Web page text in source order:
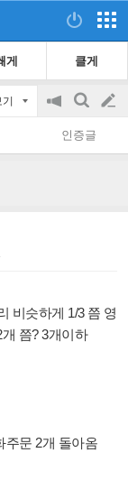
게 클게
기
공
on/off
검
색
글
쓰
인증글
비슷하게 1/3 쯤 영
쯤? 3개이하
주문 2개 돌아옴